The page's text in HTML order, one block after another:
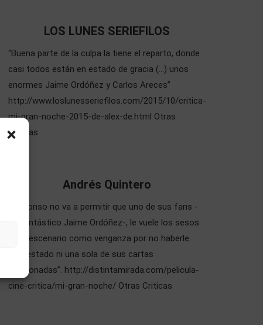
LOS LUNES SERIEFILOS
“Buena parte de la culpa la tiene el reparto, donde
casi todos están en estado de gracia (…) unos
enormes Jaime Ordóñez y Carlos Areces”
http://www.loslunesseriefilos.com/2015/10/critica-
mi-gran-noche-2015-de-alex-de.html Otras
Criticas
Andrés Quintero
“Alphonso no va a permitir que uno de sus fans -
un fantástico Jaime Ordóñez-, le vuele los sesos
en el escenario como venganza por no haberle
contestado ni una sola de sus cartas
apasionadas”. http://distintamirada.com/pelicula-
cine-critica/mi-gran-noche/ Otras Criticas